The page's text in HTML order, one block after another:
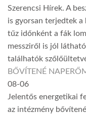
Szerencsi Hírek. A
is gyorsan terjedtek
tűz időnként a fák
messziről is jól
találhatók
BŐVÍTENÉ
08-06
Jelentős energetikai
az intézmény